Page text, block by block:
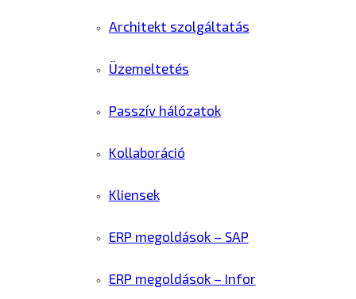
Architekt szolgáltatás
Üzemeltetés
Passzív hálózatok
Kollaboráció
Kliensek
ERP megoldások – SAP
ERP megoldások – Infor